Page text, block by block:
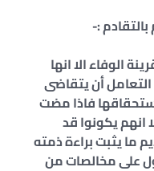
:-
الوفاء الا انها
أن يتقاضى
فاذا مضت
انهم يكونوا قد
ما يثبت براءة ذمته
على مخالصات من